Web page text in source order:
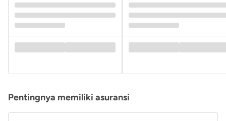
Pentingnya memiliki asuransi